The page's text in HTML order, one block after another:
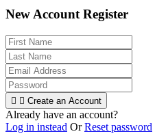
New Account Register
  Create an Account
Already have an account?
Log in instead OrReset password